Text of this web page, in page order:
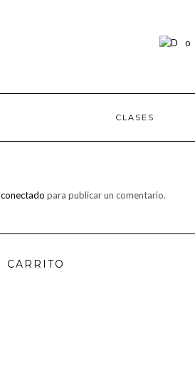
CLASES
conectado para publicar un comentario.
CARRITO